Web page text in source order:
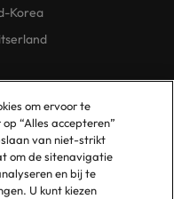
Korea
om ervoor te
“Alles accepteren”
van niet-strikt
om de sitenavigatie
en bij te
U kunt kiezen